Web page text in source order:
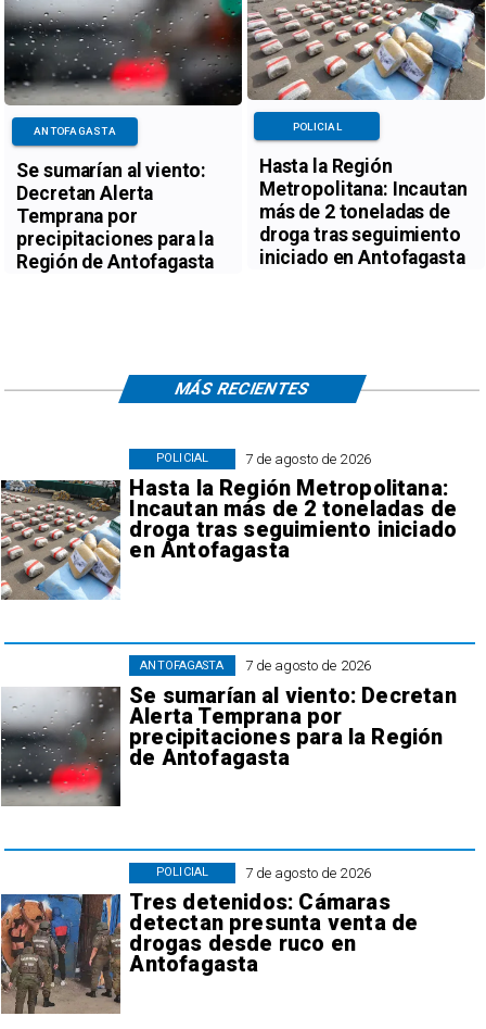
Se sumarían al viento:
Decretan Alerta
Temprana por
precipitaciones para la
Región de Antofagasta
ANTOFAGASTA
Hasta la Región
Metropolitana: Incautan
más de 2 toneladas de
droga tras seguimiento
iniciado en Antofagasta
POLICIAL
7 de agosto de 2026
Hasta la Región Metropolitana:
Incautan más de 2 toneladas de
droga tras seguimiento iniciado
en Antofagasta
POLICIAL
7 de agosto de 2026
Se sumarían al viento: Decretan
Alerta Temprana por
precipitaciones para la Región
de Antofagasta
ANTOFAGASTA
7 de agosto de 2026
Tres detenidos: Cámaras
detectan presunta venta de
drogas desde ruco en
Antofagasta
POLICIAL
MÁS RECIENTES